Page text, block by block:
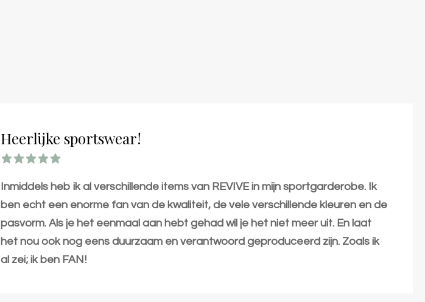
Heerlijke sportswear!
Inmiddels heb ik al verschillende items van REVIVE in mijn sportgarderobe. Ik
ben echt een enorme fan van de kwaliteit, de vele verschillende kleuren en de
pasvorm. Als je het eenmaal aan hebt gehad wil je het niet meer uit. En laat
het nou ook nog eens duurzaam en verantwoord geproduceerd zijn. Zoals ik
al zei; ik ben FAN!